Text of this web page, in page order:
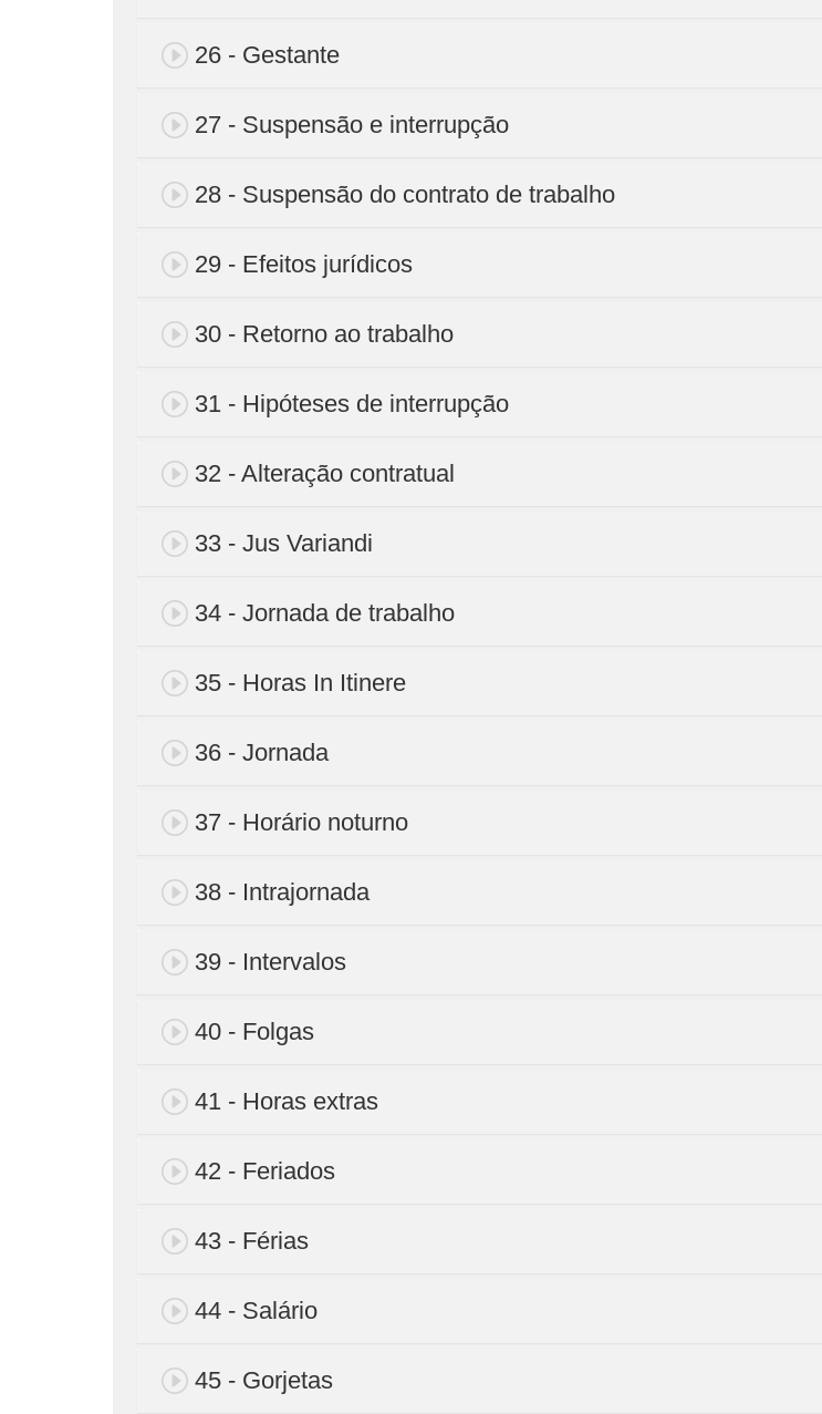
26 - Gestante
27 - Suspensão e interrupção
28 - Suspensão do contrato de trabalho
29 - Efeitos jurídicos
30 - Retorno ao trabalho
31 - Hipóteses de interrupção
32 - Alteração contratual
33 - Jus Variandi
34 - Jornada de trabalho
35 - Horas In Itinere
36 - Jornada
37 - Horário noturno
38 - Intrajornada
39 - Intervalos
40 - Folgas
41 - Horas extras
42 - Feriados
43 - Férias
44 - Salário
45 - Gorjetas